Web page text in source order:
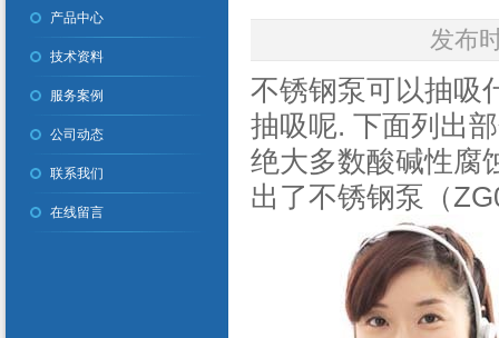
产品中心
技术资料
服务案例
公司动态
联系我们
在线留言
发布
不锈钢泵可以抽吸
抽吸呢. 下面列出
绝大多数酸碱性腐
出了不锈钢泵（